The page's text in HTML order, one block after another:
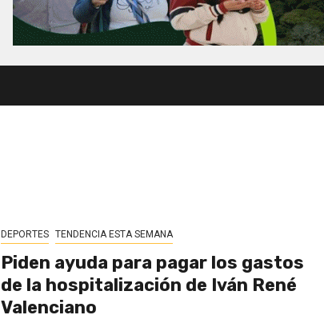
DEPORTES TENDENCIA ESTA SEMANA
Piden ayuda para pagar los gastos
de la hospitalización de Iván René
Valenciano